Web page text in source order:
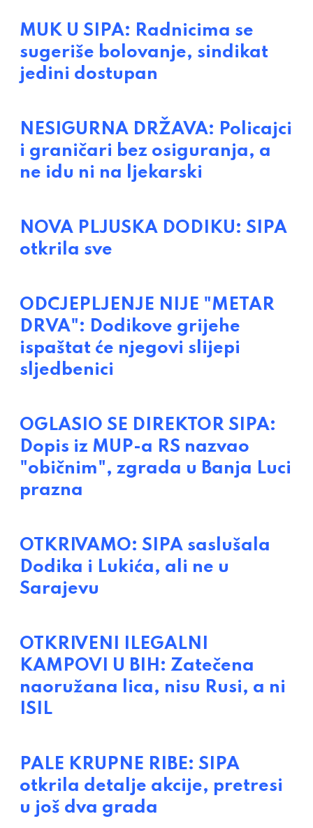
MUK U SIPA: Radnicima se
sugeriše bolovanje, sindikat
jedini dostupan
NESIGURNA DRŽAVA: Policajci
i graničari bez osiguranja, a
ne idu ni na ljekarski
NOVA PLJUSKA DODIKU: SIPA
otkrila sve
ODCJEPLJENJE NIJE "METAR
DRVA": Dodikove grijehe
ispaštat će njegovi slijepi
sljedbenici
OGLASIO SE DIREKTOR SIPA:
Dopis iz MUP-a RS nazvao
"običnim", zgrada u Banja Luci
prazna
OTKRIVAMO: SIPA saslušala
Dodika i Lukića, ali ne u
Sarajevu
OTKRIVENI ILEGALNI
KAMPOVI U BIH: Zatečena
naoružana lica, nisu Rusi, a ni
ISIL
PALE KRUPNE RIBE: SIPA
otkrila detalje akcije, pretresi
u još dva grada